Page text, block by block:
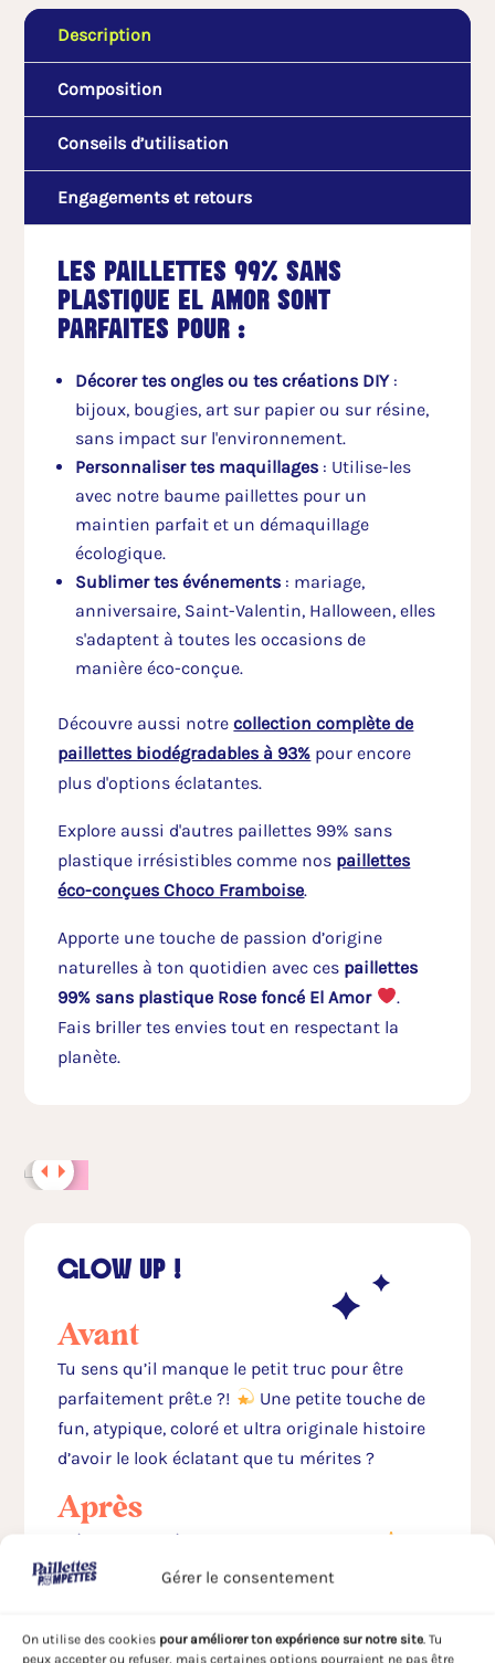
Gérer le consentement
On utilise des cookies pour améliorer ton expérience sur notre site. Tu
peux accepter ou refuser, mais certaines options pourraient ne pas être
Description
Composition
Conseils d’utilisation
Engagements et retours
Les paillettes 99% sans
plastique El Amor sont
parfaites pour :
Décorer tes ongles ou tes créations DIY:
bijoux, bougies, art sur papier ou sur résine,
sans impact sur l'environnement.
Personnaliser tes maquillages : Utilise-les
avec notre baume paillettes pour un
maintien parfait et un démaquillage
écologique.
Sublimer tes événements : mariage,
anniversaire, Saint-Valentin, Halloween, elles
s'adaptent à toutes les occasions de
manière éco-conçue.
Découvre aussi notrecollection complète de
paillettes biodégradables à 93% pour encore
plus d'options éclatantes.
Explore aussi d'autres paillettes 99% sans
plastique irrésistibles comme nos paillettes
éco-conçues Choco Framboise.
Apporte une touche de passion d’origine
naturelles à ton quotidien avec ces paillettes
99% sans plastique Rose foncé El Amor
.
Fais briller tes envies tout en respectant la
planète.
GLOW UP !
Avant
Tu sens qu’il manque le petit truc pour être
parfaitement prêt.e ?!
Une petite touche de
fun, atypique, coloré et ultra originale histoire
d’avoir le look éclatant que tu mérites ?
Après
Métamorphosé.e une bombe heureuse !
Désormais ton visage rayonne tel un soleil en
faire sourire tous ceux qui t’entourent. Et oui !